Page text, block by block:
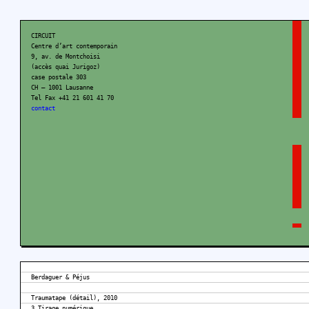
CIRCUIT
Centre d’art contemporain
9, av. de Montchoisi
(accès quai Jurigoz)
case postale 303
CH – 1001 Lausanne
Tel Fax +41 21 601 41 70
contact
Berdaguer & Péjus
Traumatape (détail), 2010